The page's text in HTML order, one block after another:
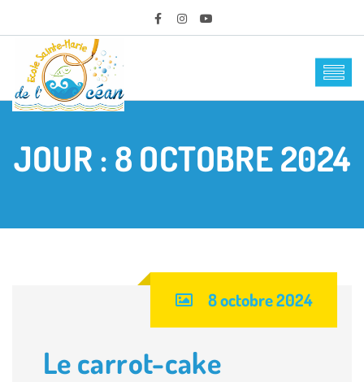
JOUR : 8 OCTOBRE 2024
8 octobre 2024
Le carrot-cake